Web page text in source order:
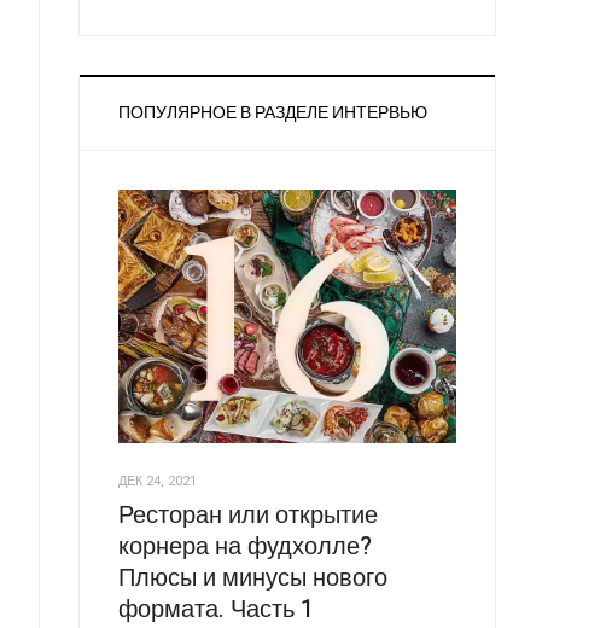
ПОПУЛЯРНОЕ В РАЗДЕЛЕ ИНТЕРВЬЮ
ДЕК 24, 2021
Ресторан или открытие
корнера на фудхолле?
Плюсы и минусы нового
формата. Часть 1